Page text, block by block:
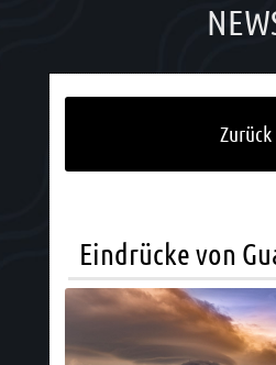
Zurück
Eindrücke von